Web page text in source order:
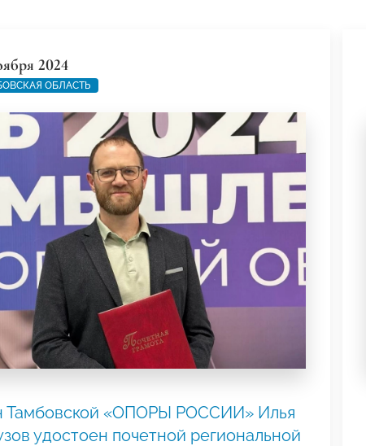
2024
ОБЛАСТЬ
Тамбовской «ОПОРЫ РОССИИ» Илья
удостоен почетной региональной